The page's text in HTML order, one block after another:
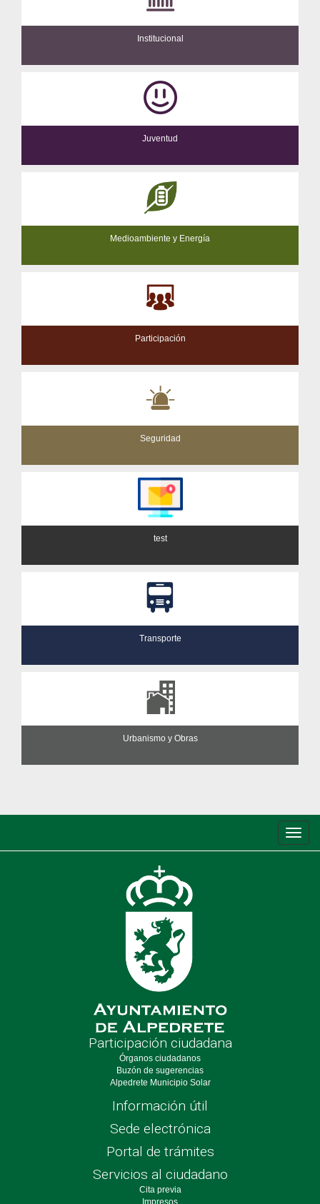
Institucional
Juventud
Medioambiente y Energía
Participación
Seguridad
test
Transporte
Urbanismo y Obras
de
Participación ciudadana
Órganos ciudadanos
Buzón de sugerencias
Alpedrete Municipio Solar
Información útil
Sede electrónica
Portal de trámites
Servicios al ciudadano
Cita previa
Impresos